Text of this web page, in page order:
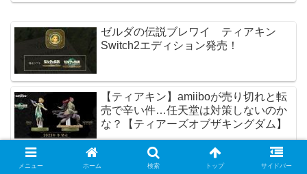
ゼルダの伝説ブレワイ ティアキン
Switch2エディション発売！
【ティアキン】amiiboが売り切れと転
売で辛い件…任天堂は対策しないのか
な？【ティアーズオブザキングダム】
【ティアキン】スクラビルド要素ちょ
メニュー ホーム 検索 トップ サイドバー